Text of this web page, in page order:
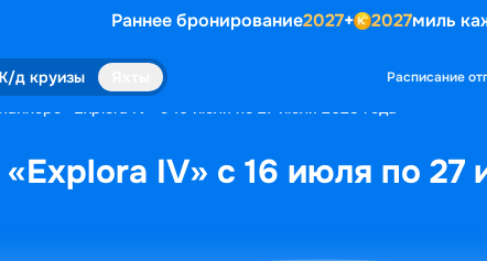
Раннее бронирование2027+ 2027миль
д круизы Расписание
«Explora IV» с 16 июля по 27 июля 2028 года
IV» с 16 июля по 27